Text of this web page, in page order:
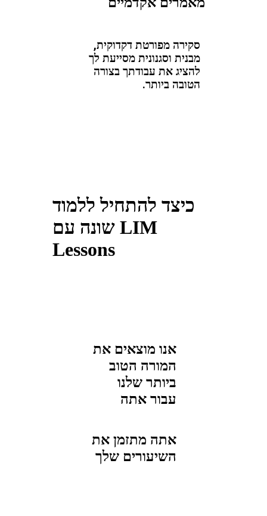
סקירה מפורטת דקדוקית,
מבנית וסגנונית מסייעת לך
להציג את עבודתך בצורה
הטובה ביותר.
כיצד להתחיל ללמוד
שונה עם LIM
Lessons
אנו מוצאים את
המורה הטוב
ביותר שלנו
עבור אתה
אתה מתזמן את
השיעורים שלך